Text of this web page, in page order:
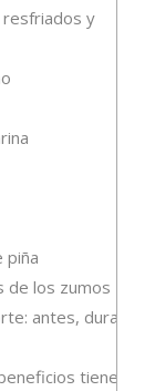
y
piña
de los zumos
antes, durante
tiene